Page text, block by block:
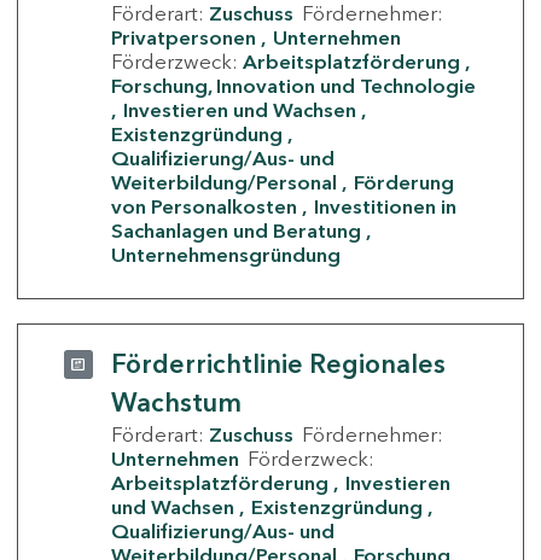
Förderart: Zuschuss Fördernehmer:
Privatpersonen
Unternehmen
Förderzweck: Arbeitsplatzförderung
Forschung, Innovation und Technologie
Investieren und Wachsen
Existenzgründung
Qualifizierung/Aus- und
Weiterbildung/Personal
Förderung
von Personalkosten
Investitionen in
Sachanlagen und Beratung
Unternehmensgründung
Förderrichtlinie Regionales
Wachstum
Förderart: Zuschuss Fördernehmer:
Unternehmen Förderzweck:
Arbeitsplatzförderung
Investieren
und Wachsen
Existenzgründung
Qualifizierung/Aus- und